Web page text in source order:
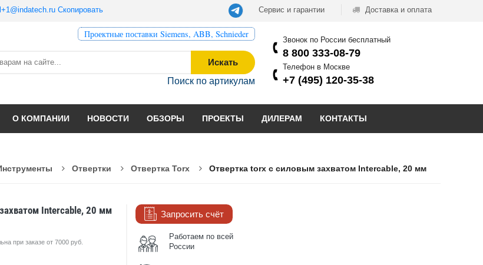
Скопировать Сервис и гарантии Доставка и оплата
Проектные поставки Siemens, ABB, Schnieder
Искать
Поиск по артикулам
Звонок по России бесплатный
8 800 333-08-79
Телефон в Москве
+7 (495) 120-35-38
О КОМПАНИИ НОВОСТИ ОБЗОРЫ ПРОЕКТЫ ДИЛЕРАМ КОНТАКТЫ
Отвертки Отвертка Torx Отвертка torx с силовым захватом Intercable, 20 мм
Intercable, 20 мм
при заказе от 7000 руб.
Запросить счёт
Работаем по всей
России